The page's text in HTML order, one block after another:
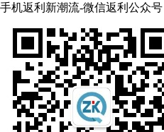
手机返利新潮流-微信返利公众号